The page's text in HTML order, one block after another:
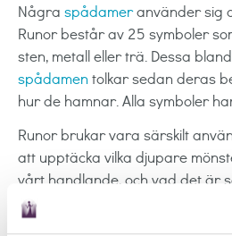
Några spådameranvänder sig
Runor består av 25 symboler
sten, metall eller trä. Dessa
spådamentolkar sedan deras
hur de hamnar. Alla symboler
Runor brukar vara särskilt
att upptäcka vilka djupare
vårt handlande, och vad det är
ett omedvetet plan. En
alltid hjälpa dig att se vilka